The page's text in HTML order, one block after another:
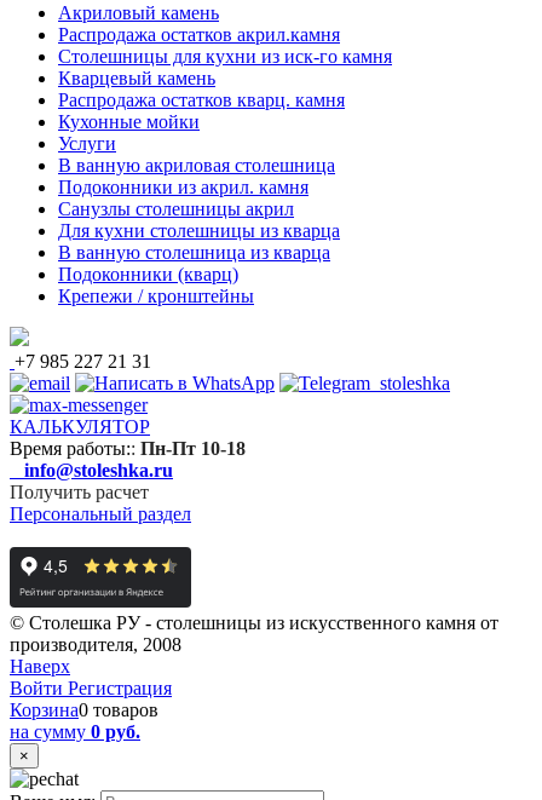
Акриловый камень
Распродажа остатков акрил.камня
Столешницы для кухни из иск-го камня
Кварцевый камень
Распродажа остатков кварц. камня
Кухонные мойки
Услуги
В ванную акриловая столешница
Подоконники из акрил. камня
Санузлы столешницы акрил
Для кухни столешницы из кварца
В ванную столешница из кварца
Подоконники (кварц)
Крепежи / кронштейны
+7 985 227 21 31
КАЛЬКУЛЯТОР
Время работы:: Пн-Пт 10-18
info@stoleshka.ru
Получить расчет
Персональный раздел
© Столешка РУ - столешницы из искусственного камня от
производителя, 2008
Наверх
Войти Регистрация
Корзина0 товаров
на сумму 0 руб.
×